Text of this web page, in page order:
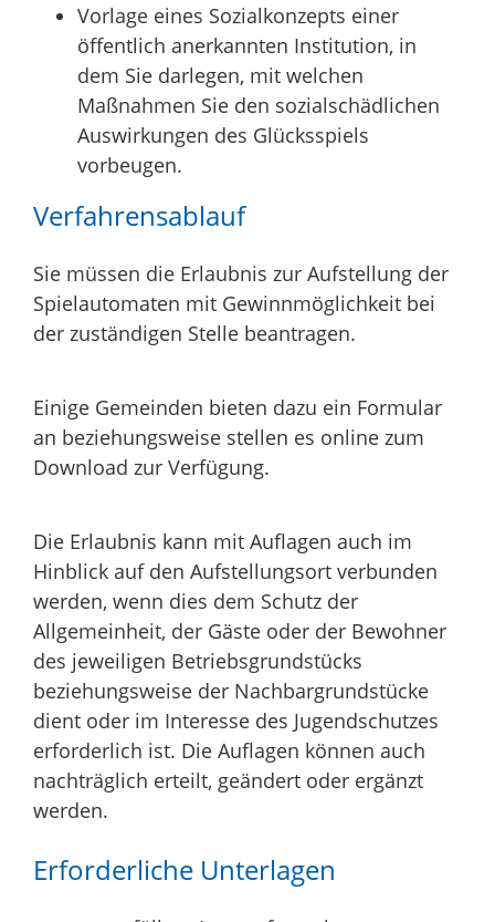
Vorlage eines Sozialkonzepts einer
öffentlich anerkannten Institution, in
dem Sie darlegen, mit welchen
Maßnahmen Sie den sozialschädlichen
Auswirkungen des Glücksspiels
vorbeugen.
Verfahrensablauf
Sie müssen die Erlaubnis zur Aufstellung der
Spielautomaten mit Gewinnmöglichkeit bei
der zuständigen Stelle beantragen.
Einige Gemeinden bieten dazu ein Formular
an beziehungsweise stellen es online zum
Download zur Verfügung.
Die Erlaubnis kann mit Auflagen auch im
Hinblick auf den Aufstellungsort verbunden
werden, wenn dies dem Schutz der
Allgemeinheit, der Gäste oder der Bewohner
des jeweiligen Betriebsgrundstücks
beziehungsweise der Nachbargrundstücke
dient oder im Interesse des Jugendschutzes
erforderlich ist. Die Auflagen können auch
nachträglich erteilt, geändert oder ergänzt
werden.
Erforderliche Unterlagen